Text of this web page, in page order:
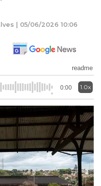
| 05/06/2026 10:06
readme
0:00 1.0x